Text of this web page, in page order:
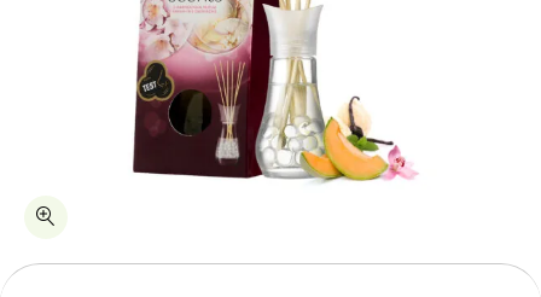
כמות מקלות ריחניים אירוויק בניחוח ליל קיץ